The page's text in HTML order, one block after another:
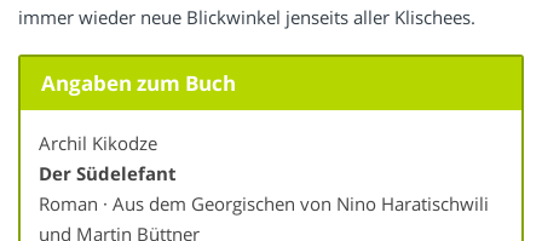
immer wieder neue Blickwinkel jenseits aller Klischees.
Angaben zum Buch
Archil Kikodze
Der Südelefant
Roman · Aus dem Georgischen von Nino Haratischwili
und Martin Büttner